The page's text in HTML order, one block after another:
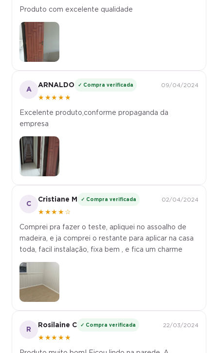
Produto com excelente qualidade
A
ARNALDO
★★★★★
09/04/2024
Excelente produto,conforme propaganda da
C
Cristiane M
★★★★☆
02/04/2024
Comprei pra fazer o teste, apliquei no assoalho de
madeira, e ja comprei o restante para aplicar na casa
toda, facil instalação, fixa bem , e fica um charme
R
Rosilaine C
★★★★★
22/03/2024
Produto muito bom! Ficou lindo na parede. A